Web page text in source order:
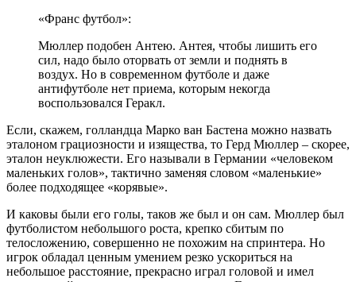
«Франс футбол»:
Мюллер подобен Антею. Антея, чтобы лишить его
сил, надо было оторвать от земли и поднять в
воздух. Но в современном футболе и даже
антифутболе нет приема, которым некогда
воспользовался Геракл.
Если, скажем, голландца Марко ван Бастена можно назвать
эталоном грациозности и изящества, то Герд Мюллер – скорее,
эталон неуклюжести. Его называли в Германии «человеком
маленьких голов», тактично заменяя словом «маленькие»
более подходящее «корявые».
И каковы были его голы, таков же был и он сам. Мюллер был
футболистом небольшого роста, крепко сбитым по
телосложению, совершенно не похожим на спринтера. Но
игрок обладал ценным умением резко ускориться на
небольшое расстояние, прекрасно играл головой и имел